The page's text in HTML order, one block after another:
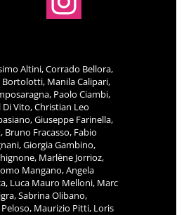
Altini, Corrado Bellora,
Bortolotti, Manila Calipari,
Paolo Ciambi,
Vito, Christian Leo
Giuseppe Farinella,
Fracasso, Fabio
Giorgia Gambino,
Marlène Jorrioz,
Mangano, Angela
Luca Mauro Melloni, Marc
Sabrina Olibano,
Maurizio Pitti, Loris